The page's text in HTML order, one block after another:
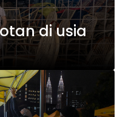
di usia